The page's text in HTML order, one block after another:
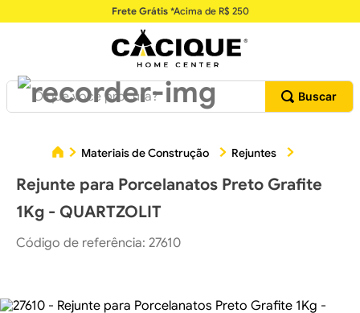
Frete Grátis*Acima de R$ 250
O que você procura?
Materiais de Construção Rejuntes
Rejunte para Porcelanatos Preto Grafite
1Kg - QUARTZOLIT
Código de referência: 27610